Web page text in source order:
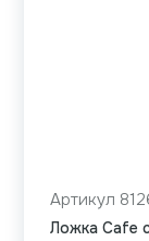
Артикул
Ложка Cafe